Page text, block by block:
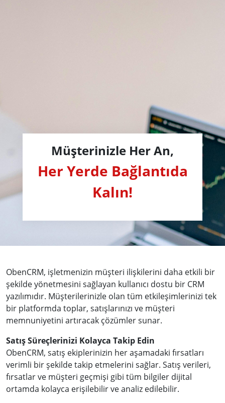
Müşterinizle Her An,
Her Yerde Bağlantıda
Kalın!
ObenCRM, işletmenizin müşteri ilişkilerini daha etkili bir
şekilde yönetmesini sağlayan kullanıcı dostu bir CRM
yazılımıdır. Müşterilerinizle olan tüm etkileşimlerinizi tek
bir platformda toplar, satışlarınızı ve müşteri
memnuniyetini artıracak çözümler sunar.
Satış Süreçlerinizi Kolayca Takip Edin
ObenCRM, satış ekiplerinizin her aşamadaki fırsatları
verimli bir şekilde takip etmelerini sağlar. Satış verileri,
fırsatlar ve müşteri geçmişi gibi tüm bilgiler dijital
ortamda kolayca erişilebilir ve analiz edilebilir.